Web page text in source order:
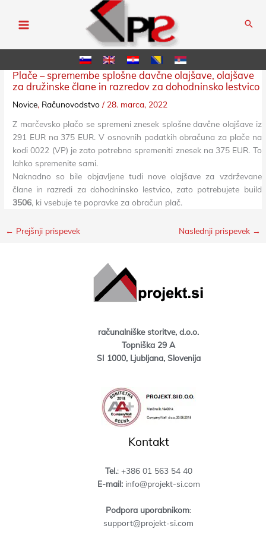
content
Plače – spremembe splošne davčne olajšave, olajšave
za družinske člane in razredov za dohodninsko lestvico
Novice, Računovodstvo / 28. marca, 2022
Z marčevsko plačo se spremeni znesek splošne davčne olajšave iz
291 EUR na 375 EUR. V osnovnih podatkih obračuna za plače na
kodi 0022 (VP) je zato potrebno spremeniti znesek na 375 EUR. To
lahko spremenite sami.
Naknadno so bile objavljene tudi nove olajšave za vzdrževane
člane in razredi za dohodninsko lestvico, zato potrebujete build
3506, ki vsebuje te popravke za obračun plač.
← Prejšnji prispevek Naslednji prispevek →
računalniške storitve, d.o.o.
Topniška 29 A
SI 1000, Ljubljana, Slovenija
Kontakt
Tel.: +386 01 563 54 40
E-mail:info@projekt-si.com
Podpora uporabnikom:
support@projekt-si.com